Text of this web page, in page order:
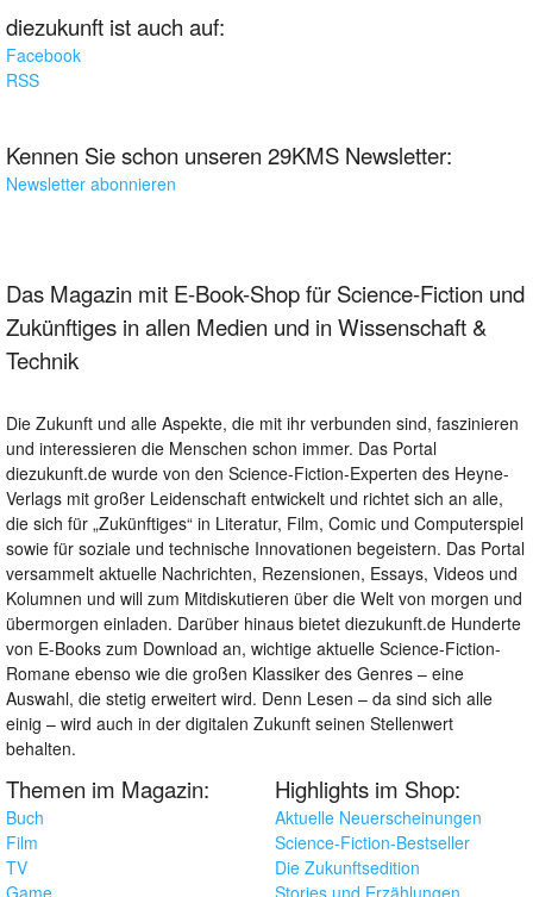
diezukunft ist auch auf:
Facebook
RSS
Kennen Sie schon unseren 29KMS Newsletter:
Newsletter abonnieren
Das Magazin mit E-Book-Shop für Science-Fiction und
Zukünftiges in allen Medien und in Wissenschaft &
Technik
Die Zukunft und alle Aspekte, die mit ihr verbunden sind, faszinieren
und interessieren die Menschen schon immer. Das Portal
diezukunft.de wurde von den Science-Fiction-Experten des Heyne-
Verlags mit großer Leidenschaft entwickelt und richtet sich an alle,
die sich für „Zukünftiges“ in Literatur, Film, Comic und Computerspiel
sowie für soziale und technische Innovationen begeistern. Das Portal
versammelt aktuelle Nachrichten, Rezensionen, Essays, Videos und
Kolumnen und will zum Mitdiskutieren über die Welt von morgen und
übermorgen einladen. Darüber hinaus bietet diezukunft.de Hunderte
von E-Books zum Download an, wichtige aktuelle Science-Fiction-
Romane ebenso wie die großen Klassiker des Genres – eine
Auswahl, die stetig erweitert wird. Denn Lesen – da sind sich alle
einig – wird auch in der digitalen Zukunft seinen Stellenwert
behalten.
Themen im Magazin:
Buch
Film
TV
Game
Highlights im Shop:
Aktuelle Neuerscheinungen
Science-Fiction-Bestseller
Die Zukunftsedition
Stories und Erzählungen